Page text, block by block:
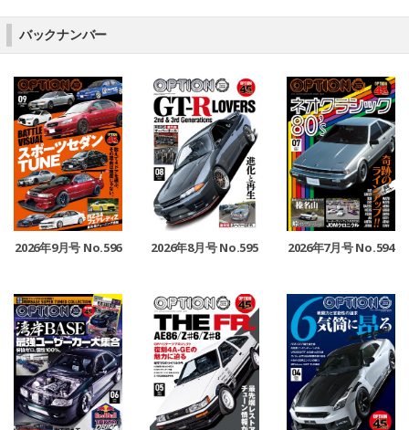
バックナンバー
2026年9月号 No.596 2026年8月号 No.595 2026年7月号 No.594